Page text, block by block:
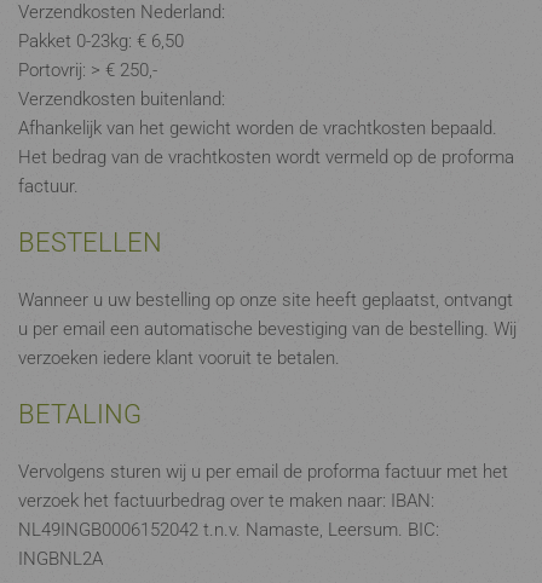
Verzendkosten Nederland:
Pakket 0-23kg: € 6,50
Portovrij: > € 250,-
Verzendkosten buitenland:
Afhankelijk van het gewicht worden de vrachtkosten bepaald.
Het bedrag van de vrachtkosten wordt vermeld op de proforma
factuur.
BESTELLEN
Wanneer u uw bestelling op onze site heeft geplaatst, ontvangt
u per email een automatische bevestiging van de bestelling. Wij
verzoeken iedere klant vooruit te betalen.
BETALING
Vervolgens sturen wij u per email de proforma factuur met het
verzoek het factuurbedrag over te maken naar: IBAN:
NL49INGB0006152042 t.n.v. Namaste, Leersum. BIC:
INGBNL2A